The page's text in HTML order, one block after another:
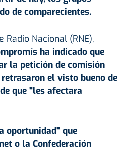
de comparecientes.
Nacional (RNE),
ha indicado que
la petición de comisión
el visto bueno de
que "les afectara
oportunidad" que
o la Confederación